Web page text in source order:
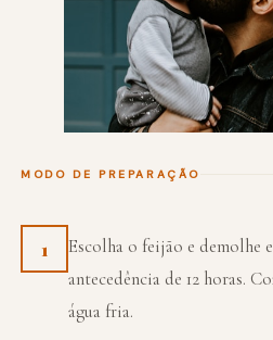
MODO DE PREPARAÇÃO
1
Escolha o feijão e demolhe
antecedência de 12 horas.
água fria.